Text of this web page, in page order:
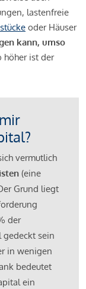
lastenfreie
oder Häuser
kann, umso
höher ist der
vermutlich
(eine
Grund liegt
der
sein
in wenigen
bedeutet
ein